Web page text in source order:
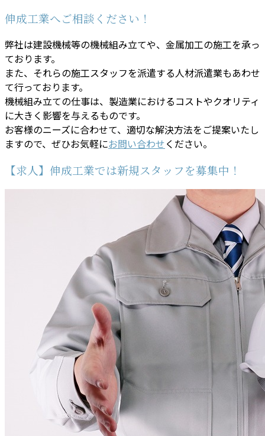
伸成工業へご相談ください！
弊社は建設機械等の機械組み立てや、金属加工の施工を承っ
ております。
また、それらの施工スタッフを派遣する人材派遣業もあわせ
て行っております。
機械組み立ての仕事は、製造業におけるコストやクオリティ
に大きく影響を与えるものです。
お客様のニーズに合わせて、適切な解決方法をご提案いたし
ますので、ぜひお気軽にお問い合わせください。
【求人】伸成工業では新規スタッフを募集中！